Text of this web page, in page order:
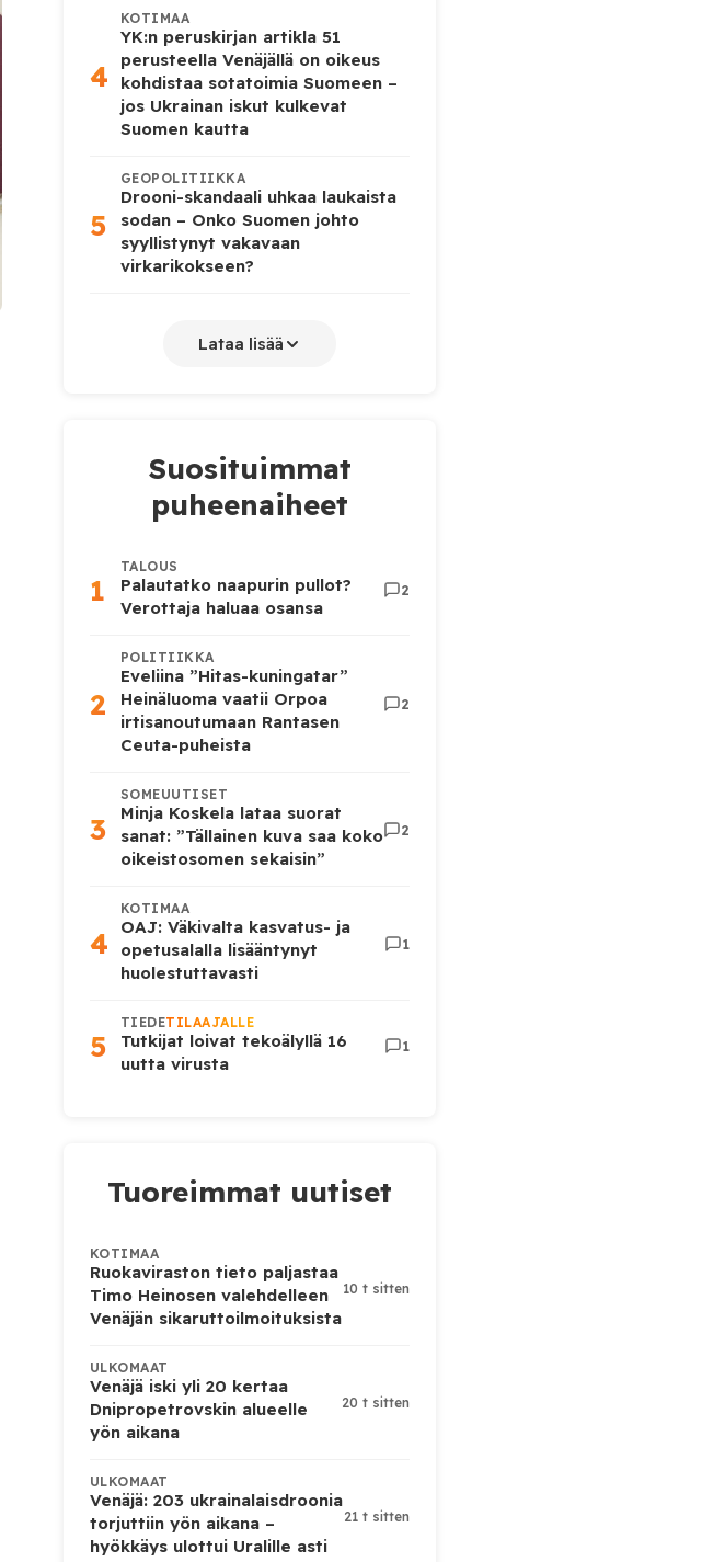
4
KOTIMAA
YK:n peruskirjan artikla 51
perusteella Venäjällä on oikeus
kohdistaa sotatoimia Suomeen –
jos Ukrainan iskut kulkevat
Suomen kautta
5
GEOPOLITIIKKA
Drooni-skandaali uhkaa laukaista
sodan – Onko Suomen johto
syyllistynyt vakavaan
virkarikokseen?
Lataa lisää
Suosituimmat
puheenaiheet
1
TALOUS
Palautatko naapurin pullot?
Verottaja haluaa osansa
2
2
POLITIIKKA
Eveliina ”Hitas-kuningatar”
Heinäluoma vaatii Orpoa
irtisanoutumaan Rantasen
Ceuta-puheista
2
3
SOMEUUTISET
Minja Koskela lataa suorat
sanat: ”Tällainen kuva saa koko
oikeistosomen sekaisin”
2
4
KOTIMAA
OAJ: Väkivalta kasvatus- ja
opetusalalla lisääntynyt
huolestuttavasti
1
5
TIEDETILAAJALLE
Tutkijat loivat tekoälyllä 16
uutta virusta
1
Tuoreimmat uutiset
KOTIMAA
Ruokaviraston tieto paljastaa
Timo Heinosen valehdelleen
Venäjän sikaruttoilmoituksista
10 t sitten
ULKOMAAT
Venäjä iski yli 20 kertaa
Dnipropetrovskin alueelle
yön aikana
20 t sitten
ULKOMAAT
Venäjä: 203 ukrainalaisdroonia
torjuttiin yön aikana –
hyökkäys ulottui Uralille asti
21 t sitten